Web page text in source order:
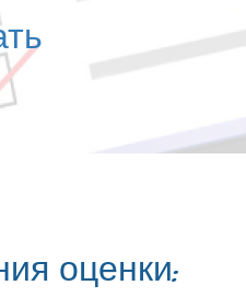
оценки: